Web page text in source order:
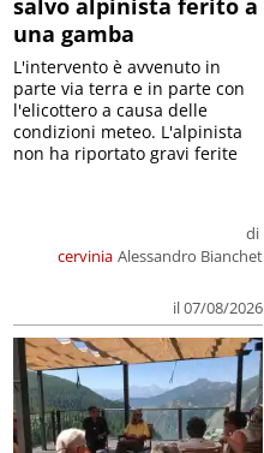
salvo alpinista ferito a
una gamba
cervinia
di
Alessandro Bianchet
il 07/08/2026
L'intervento è avvenuto in
parte via terra e in parte con
l'elicottero a causa delle
condizioni meteo. L'alpinista
non ha riportato gravi ferite